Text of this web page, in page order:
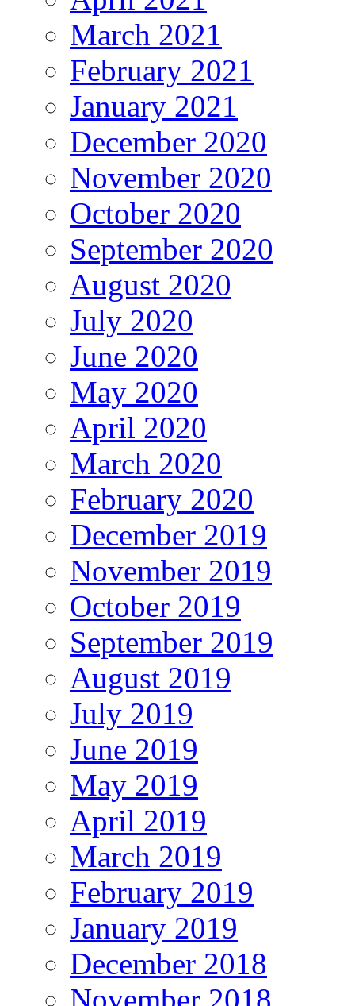
March 2021
February 2021
January 2021
December 2020
November 2020
October 2020
September 2020
August 2020
July 2020
June 2020
May 2020
April 2020
March 2020
February 2020
December 2019
November 2019
October 2019
September 2019
August 2019
July 2019
June 2019
May 2019
April 2019
March 2019
February 2019
January 2019
December 2018